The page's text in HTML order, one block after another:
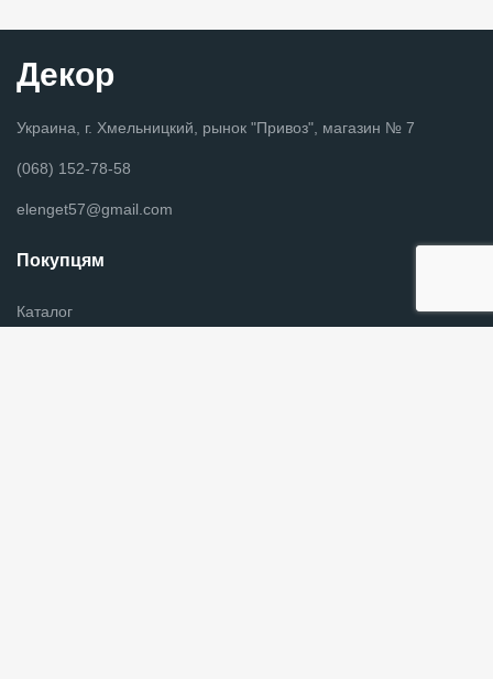
Декор
Украина, г. Хмельницкий, рынок "Привоз", магазин № 7
(068) 152-78-58
elenget57@gmail.com
Покупцям
Каталог